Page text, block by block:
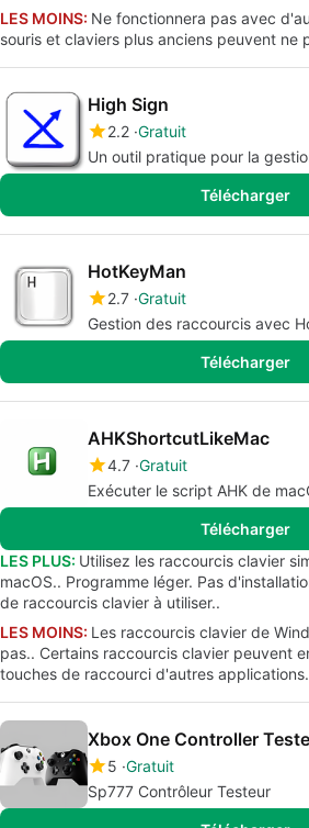
LES MOINS: Ne fonctionnera pas avec
souris et claviers plus anciens peuvent ne
High Sign
2.2 Gratuit
Un outil pratique pour la
Télécharger
HotKeyMan
2.7 Gratuit
Gestion des raccourcis avec
Télécharger
AHKShortcutLikeMac
4.7 Gratuit
Exécuter le script AHK de
Télécharger
LES PLUS: Utilisez les raccourcis clavier
macOS.. Programme léger. Pas
de raccourcis clavier à utiliser..
LES MOINS: Les raccourcis clavier de
pas.. Certains raccourcis clavier peuvent
touches de raccourci d'autres
Xbox One Controller
5 Gratuit
Sp777 Contrôleur Testeur